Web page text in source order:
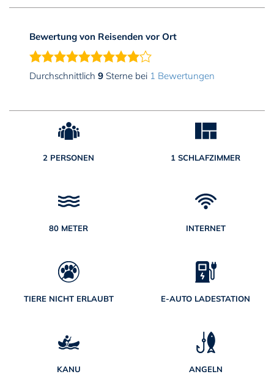
Bewertung von Reisenden vor Ort
Durchschnittlich 9 Sterne bei 1 Bewertungen
2 PERSONEN 1 SCHLAFZIMMER
80 METER INTERNET
TIERE NICHT ERLAUBT E-AUTO LADESTATION
KANU ANGELN